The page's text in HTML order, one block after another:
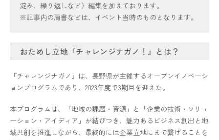
淀み、繰り返しなど）編集を加えております。
※記事内の肩書などは、イベント当時のものとなります。
おためし立地『チャレンジナガノ！』とは？
『チャレンジナガノ』は、長野県が主催するオープンイノベーシ
ョンプログラムであり、2023年度で3期目を迎えた。
本プログラムは、「地域の課題・資源」と「企業の技術・ソリュ
ーション・アイディア」が結びつき、魅力あるビジネス創出と地
域共創を推進しながら、最終的には企業立地にまで繋げることを